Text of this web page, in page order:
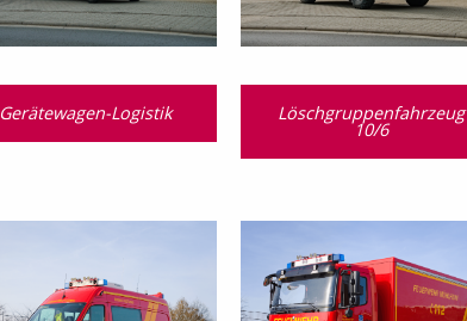
Gerätewagen-Logistik Löschgruppenfahrzeug
10/6